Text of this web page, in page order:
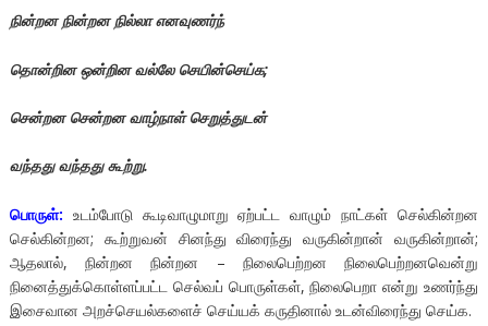
நின்றன நின்றன நில்லா எனவுணர்ந்
தொன்றின ஒன்றின வல்லே செயின்செய்க;
சென்றன சென்றன வாழ்நாள் செறுத்துடன்
வந்தது வந்தது கூற்று.
பொருள்: உடம்போடு கூடிவாழுமாறு ஏற்பட்ட வாழும் நாட்கள் செல்கின்றன
செல்கின்றன; கூற்றுவன் சினந்து விரைந்து வருகின்றான் வருகின்றான்;
ஆதலால், நின்றன நின்றன – நிலைபெற்றன நிலைபெற்றனவென்று
நினைத்துக்கொள்ளப்பட்ட செல்வப் பொருள்கள், நிலைபெறா என்று உணர்ந்து
இசைவான அறச்செயல்களைச் செய்யக் கருதினால் உடன்விரைந்து செய்க.